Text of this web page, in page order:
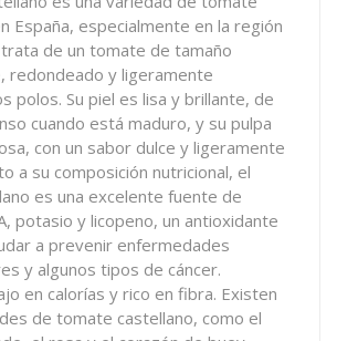
España, especialmente en la región
trata de un tomate de tamaño
redondeado y ligeramente
polos. Su piel es lisa y brillante, de
cuando está maduro, y su pulpa
con un sabor dulce y ligeramente
a su composición nutricional, el
es una excelente fuente de
potasio y licopeno, un antioxidante
a prevenir enfermedades
y algunos tipos de cáncer.
en calorías y rico en fibra. Existen
de tomate castellano, como el